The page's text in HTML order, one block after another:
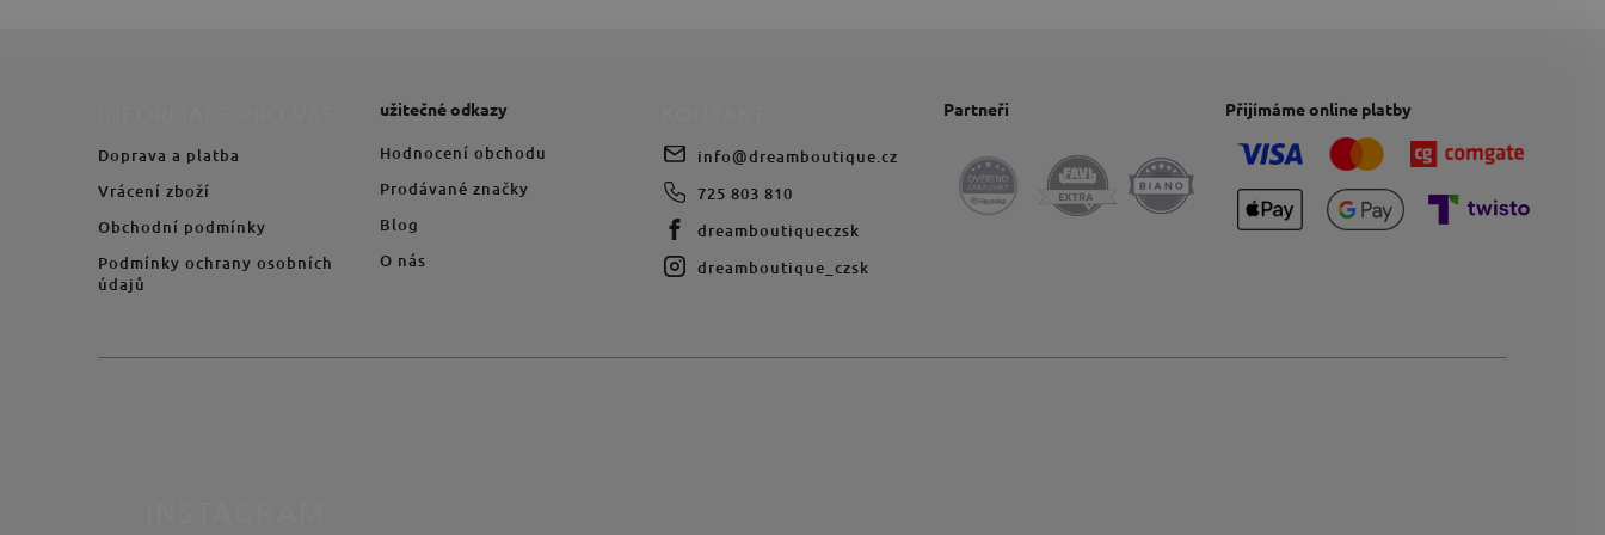
Doprava a platba
Vrácení zboží
Obchodní podmínky
Podmínky ochrany osobních
údajů
užitečné odkazy
Hodnocení obchodu
Prodávané značky
Blog
O nás
info@dreamboutique.cz
725 803 810
dreamboutiqueczsk
dreamboutique_czsk
Partneři Přijímáme online platby